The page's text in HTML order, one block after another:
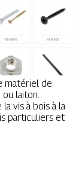
matériel de
laiton.
vis à bois à la
particuliers et